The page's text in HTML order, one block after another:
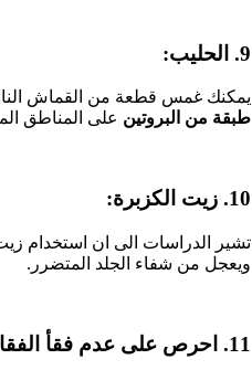
9. الحليب:
يمكنك غمس قطعة من القماش
طبقة من البروتين على المناطق
10. زيت الكزبرة:
تشير الدراسات الى ان استخدام
ويعجل من شفاء الجلد المتضرر.
11. احرص على عدم فقأ الفقاقيع: